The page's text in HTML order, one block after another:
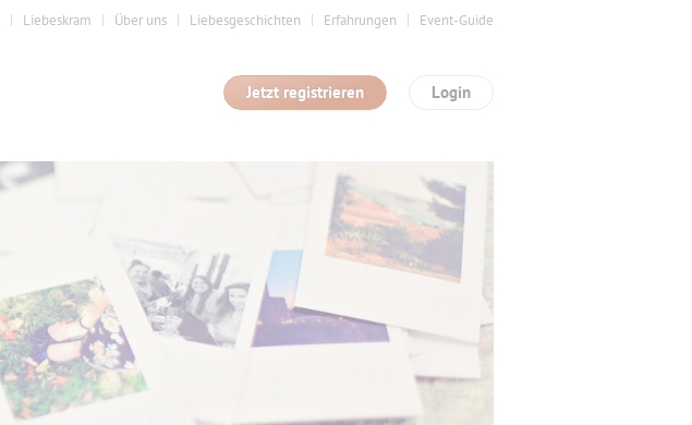
Liebeskram Über uns Liebesgeschichten Erfahrungen Event-Guide
Login
Jetzt registrieren